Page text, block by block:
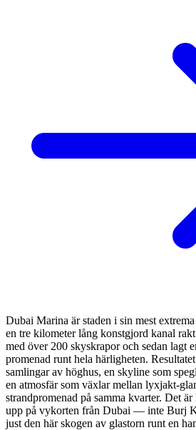
Dubai Marina är staden i sin mest
en tre kilometer lång konstgjord kanal
med över 200 skyskrapor och sedan lagt
promenad runt hela härligheten.
samlingar av höghus, en skyline som
en atmosfär som växlar mellan lyxjakt-
strandpromenad på samma kvarter. Det
upp på vykorten från Dubai — inte Burj
just den här skogen av glastorn runt en